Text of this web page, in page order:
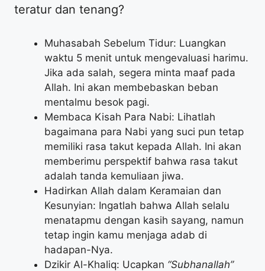
teratur dan tenang?
Muhasabah Sebelum Tidur: Luangkan
waktu 5 menit untuk mengevaluasi harimu.
Jika ada salah, segera minta maaf pada
Allah. Ini akan membebaskan beban
mentalmu besok pagi.
Membaca Kisah Para Nabi: Lihatlah
bagaimana para Nabi yang suci pun tetap
memiliki rasa takut kepada Allah. Ini akan
memberimu perspektif bahwa rasa takut
adalah tanda kemuliaan jiwa.
Hadirkan Allah dalam Keramaian dan
Kesunyian: Ingatlah bahwa Allah selalu
menatapmu dengan kasih sayang, namun
tetap ingin kamu menjaga adab di
hadapan-Nya.
Dzikir Al-Khaliq: Ucapkan “Subhanallah”